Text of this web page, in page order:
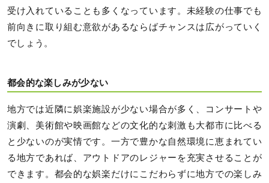
受け入れていることも多くなっています。未経験の仕事でも
前向きに取り組む意欲があるならばチャンスは広がっていく
でしょう。
都会的な楽しみが少ない
地方では近隣に娯楽施設が少ない場合が多く、コンサートや
演劇、美術館や映画館などの文化的な刺激も大都市に比べる
と少ないのが実情です。一方で豊かな自然環境に恵まれてい
る地方であれば、アウトドアのレジャーを充実させることが
できます。都会的な娯楽だけにこだわらずに地方での楽しみ